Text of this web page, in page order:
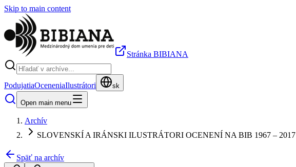
Skip to main content
Stránka BIBIANA
PodujatiaOceneniaIlustrátori sk
Open main menu
Archív
SLOVENSKÍ A IRÁNSKI ILUSTRÁTORI OCENENÍ NA BIB 1967 – 2017
Späť na archív